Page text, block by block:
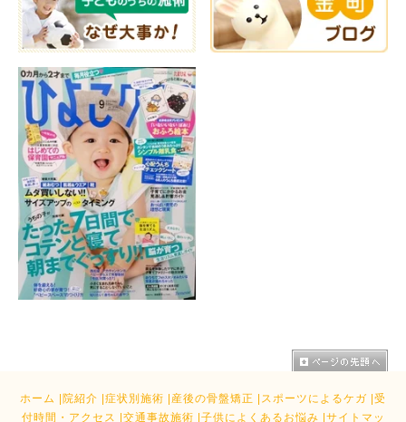
ホーム |院紹介 |症状別施術 | 産後の骨盤矯正 | スポーツによるケガ |受
付時間・アクセス |交通事故施術 |子供によくあるお悩み |サイトマッ